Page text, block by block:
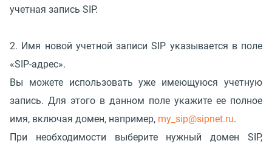
учетная запись SIP.
2. Имя новой учетной записи SIP указывается в поле
«SIP-адрес».
Вы можете использовать уже имеющуюся учетную
запись. Для этого в данном поле укажите ее полное
имя, включая домен, например, my_sip@sipnet.ru.
При необходимости выберите нужный домен SIP,